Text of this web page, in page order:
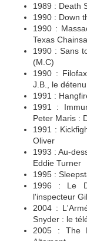
1989 : Death
1990 : Down
1990 :
Texas
1990 : Sans
(M.C)
1990 :
J.B., le
1991 :
1991 :
Peter Maris :
1991 :
Oliver
1993 : Au-
Eddie Turner
1995 :
1996 : Le
l'inspecteur
2004 :
Snyder : le
2005 : The